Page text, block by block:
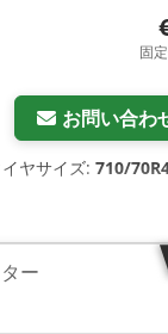
固
お問い合わ
ヤサイズ: 710/
ー